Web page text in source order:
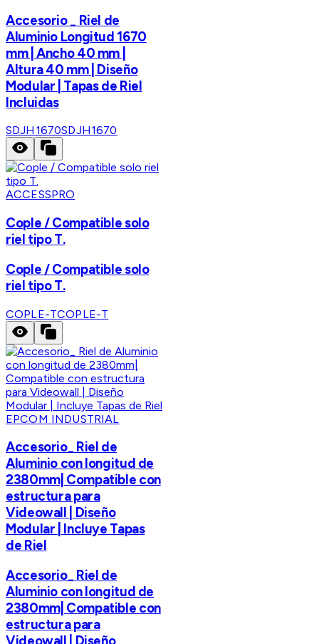
Accesorio _ Riel de
Aluminio Longitud 1670
mm | Ancho 40 mm |
Altura 40 mm | Diseño
Modular | Tapas de Riel
Incluidas
SDJH1670SDJH1670
ACCESSPRO
Cople / Compatible solo
riel tipo T.
Cople / Compatible solo
riel tipo T.
COPLE-TCOPLE-T
EPCOM INDUSTRIAL
Accesorio_ Riel de
Aluminio con longitud de
2380mm| Compatible con
estructura para
Videowall | Diseño
Modular | Incluye Tapas
de Riel
Accesorio_ Riel de
Aluminio con longitud de
2380mm| Compatible con
estructura para